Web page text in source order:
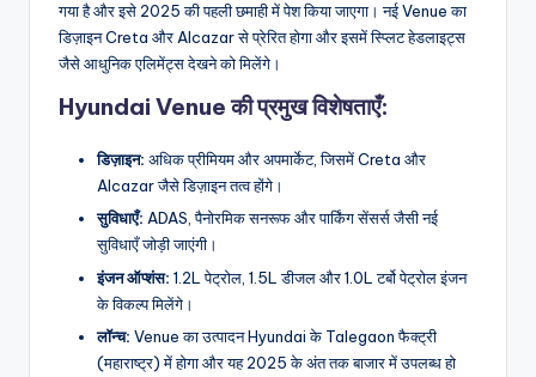
गया है और इसे 2025 की पहली छमाही में पेश किया जाएगा। नई Venue का
डिज़ाइन Creta और Alcazar से प्रेरित होगा और इसमें स्प्लिट हेडलाइट्स
जैसे आधुनिक एलिमेंट्स देखने को मिलेंगे।
Hyundai Venue की प्रमुख विशेषताएँ:
डिज़ाइन: अधिक प्रीमियम और अपमार्केट, जिसमें Creta और
Alcazar जैसे डिज़ाइन तत्व होंगे।
सुविधाएँ: ADAS, पैनोरमिक सनरूफ और पार्किंग सेंसर्स जैसी नई
सुविधाएँ जोड़ी जाएंगी।
इंजन ऑप्शंस: 1.2L पेट्रोल, 1.5L डीजल और 1.0L टर्बो पेट्रोल इंजन
के विकल्प मिलेंगे।
लॉन्च: Venue का उत्पादन Hyundai के Talegaon फैक्ट्री
(महाराष्ट्र) में होगा और यह 2025 के अंत तक बाजार में उपलब्ध हो